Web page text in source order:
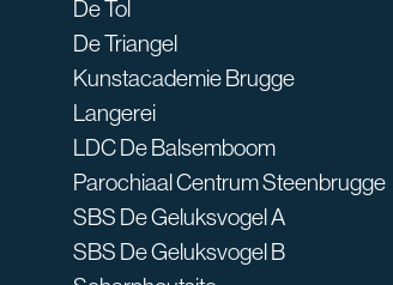
De Tol
De Triangel
Kunstacademie Brugge
Langerei
LDC De Balsemboom
Parochiaal Centrum Steenbrugge
SBS De Geluksvogel A
SBS De Geluksvogel B